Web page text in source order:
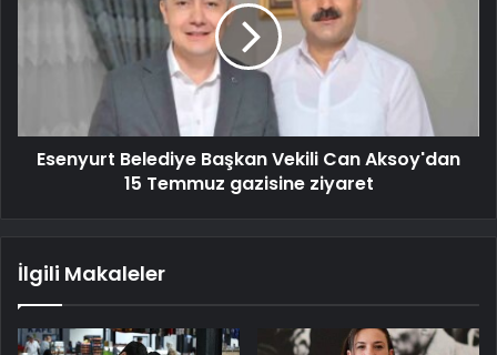
Esenyurt Belediye Başkan Vekili Can Aksoy'dan
15 Temmuz gazisine ziyaret
İlgili Makaleler